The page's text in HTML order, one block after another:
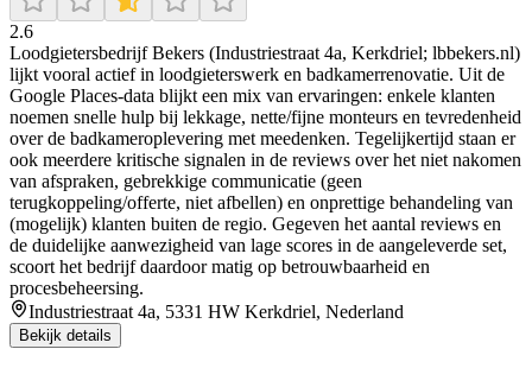
2.6
Loodgietersbedrijf Bekers (Industriestraat 4a, Kerkdriel; lbbekers.nl)
lijkt vooral actief in loodgieterswerk en badkamerrenovatie. Uit de
Google Places-data blijkt een mix van ervaringen: enkele klanten
noemen snelle hulp bij lekkage, nette/fijne monteurs en tevredenheid
over de badkameroplevering met meedenken. Tegelijkertijd staan er
ook meerdere kritische signalen in de reviews over het niet nakomen
van afspraken, gebrekkige communicatie (geen
terugkoppeling/offerte, niet afbellen) en onprettige behandeling van
(mogelijk) klanten buiten de regio. Gegeven het aantal reviews en
de duidelijke aanwezigheid van lage scores in de aangeleverde set,
scoort het bedrijf daardoor matig op betrouwbaarheid en
procesbeheersing.
Industriestraat 4a, 5331 HW Kerkdriel, Nederland
Bekijk details